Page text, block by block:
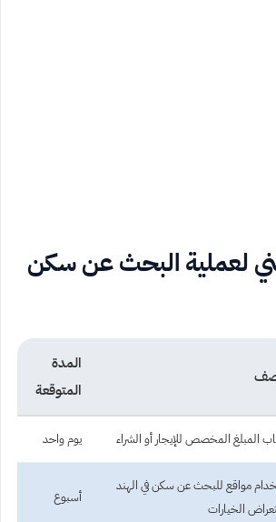
لعملية البحث عن سكن
المدة
المتوقعة
المبلغ المخصص للإيجار أو الشراء يوم واحد
مواقع للبحث عن سكن في الهند
الخيارات
أسبوع